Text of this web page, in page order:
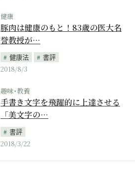
健康
豚肉は健康のもと！83歳の医大名
誉教授が…
健康法
書評
2018/8/3
趣味･教養
手書き文字を飛躍的に上達させる
「美文字の…
書評
2018/3/22